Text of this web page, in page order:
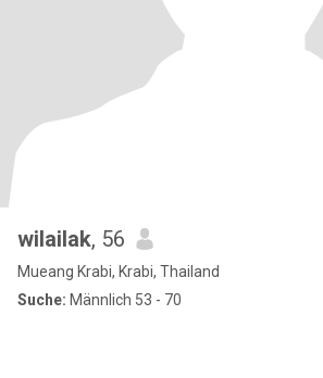
wilailak, 56
Mueang Krabi, Krabi, Thailand
Suche: Männlich 53 - 70